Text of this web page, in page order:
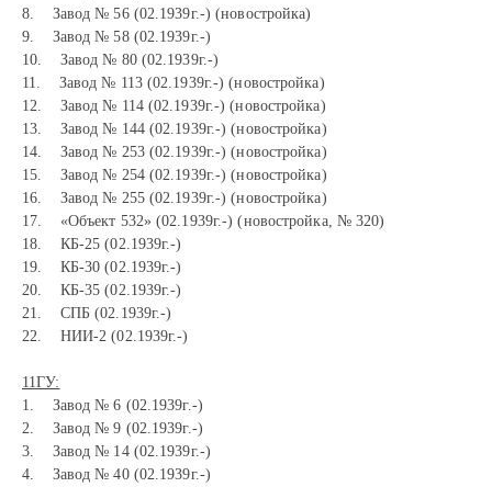
8. Завод № 56 (02.1939г.-) (новостройка)
9. Завод № 58 (02.1939г.-)
10. Завод № 80 (02.1939г.-)
11. Завод № 113 (02.1939г.-) (новостройка)
12. Завод № 114 (02.1939г.-) (новостройка)
13. Завод № 144 (02.1939г.-) (новостройка)
14. Завод № 253 (02.1939г.-) (новостройка)
15. Завод № 254 (02.1939г.-) (новостройка)
16. Завод № 255 (02.1939г.-) (новостройка)
17. «Объект 532» (02.1939г.-) (новостройка, № 320)
18. КБ-25 (02.1939г.-)
19. КБ-30 (02.1939г.-)
20. КБ-35 (02.1939г.-)
21. СПБ (02.1939г.-)
22. НИИ-2 (02.1939г.-)
11ГУ:
1. Завод № 6 (02.1939г.-)
2. Завод № 9 (02.1939г.-)
3. Завод № 14 (02.1939г.-)
4. Завод № 40 (02.1939г.-)